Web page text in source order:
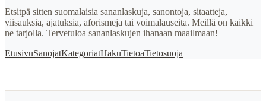
Etsitpä sitten suomalaisia sananlaskuja, sanontoja, sitaatteja,
viisauksia, ajatuksia, aforismeja tai voimalauseita. Meillä on kaikki
ne tarjolla. Tervetuloa sananlaskujen ihanaan maailmaan!
EtusivuSanojatKategoriatHakuTietoaTietosuoja